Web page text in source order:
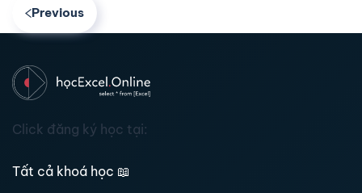
Previous
Click đăng ký học tại:
Tất cả khoá học 📖